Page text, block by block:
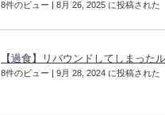
8件のビュー | 8月 26, 2025 に投稿された
【過食】リバウンドしてしまった
8件のビュー | 9月 28, 2024 に投稿された